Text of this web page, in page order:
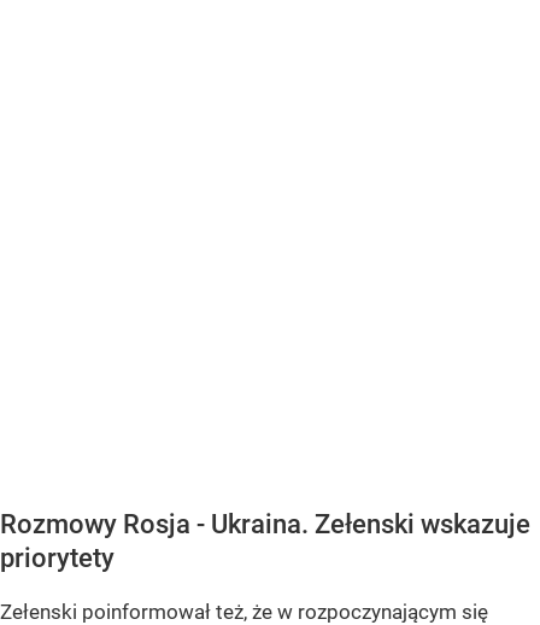
Rozmowy Rosja - Ukraina. Zełenski wskazuje
priorytety
Zełenski poinformował też, że w rozpoczynającym się